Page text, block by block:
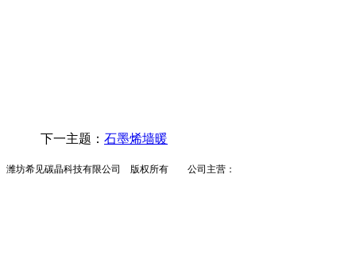
下一主题： 石墨烯墙暖
潍坊希见碳晶科技有限公司 版权所有 公司主营：